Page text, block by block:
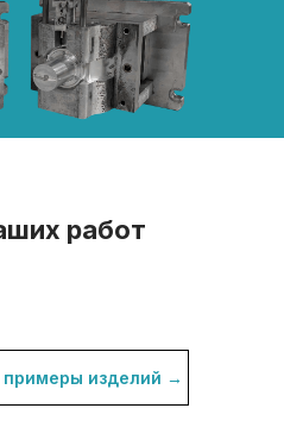
работ
изделий →